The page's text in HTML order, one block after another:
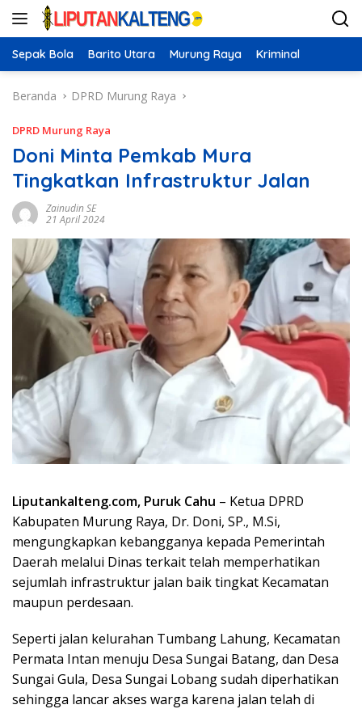
Langsung
Sepak Bola Barito Utara Murung Raya Kriminal
Beranda DPRD Murung Raya
DPRD Murung Raya
Doni Minta Pemkab Mura
Tingkatkan Infrastruktur Jalan
Zainudin SE
21 April 2024
Liputankalteng.com, Puruk Cahu – Ketua DPRD
Kabupaten Murung Raya, Dr. Doni, SP., M.Si,
mengungkapkan kebangganya kepada Pemerintah
Daerah melalui Dinas terkait telah memperhatikan
sejumlah infrastruktur jalan baik tingkat Kecamatan
maupun perdesaan.
Seperti jalan kelurahan Tumbang Lahung, Kecamatan
Permata Intan menuju Desa Sungai Batang, dan Desa
Sungai Gula, Desa Sungai Lobang sudah diperhatikan
sehingga lancar akses warga karena jalan telah di